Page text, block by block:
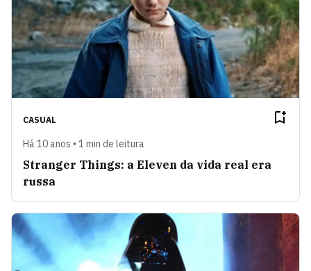
CASUAL
Há 10 anos • 1 min de leitura
Stranger Things: a Eleven da vida real era
russa